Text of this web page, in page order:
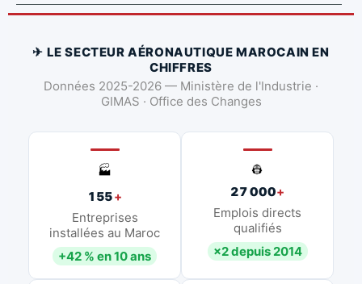
✈ LE SECTEUR AÉRONAUTIQUE MAROCAIN EN
CHIFFRES
Données 2025-2026 — Ministère de l'Industrie ·
GIMAS · Office des Changes
🏭
155+
Entreprises
installées au Maroc
+42 % en 10 ans
👷
27 000+
Emplois directs
qualifiés
×2 depuis 2014